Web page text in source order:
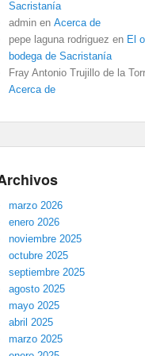
Sacristanía
admin en Acerca de
pepe laguna rodriguez en El
bodega de Sacristanía
Fray Antonio Trujillo de la
Acerca de
marzo 2026
enero 2026
noviembre 2025
octubre 2025
septiembre 2025
agosto 2025
mayo 2025
abril 2025
marzo 2025